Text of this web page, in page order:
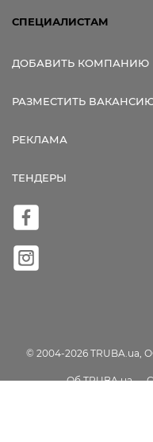
СПЕЦИАЛИСТАМ
ДОБАВИТЬ КОМПАНИЮ
РАЗМЕСТИТЬ
РЕКЛАМА
ТЕНДЕРЫ
© 2004-2026 TRUBA.ua,
Об TRUBA.ua